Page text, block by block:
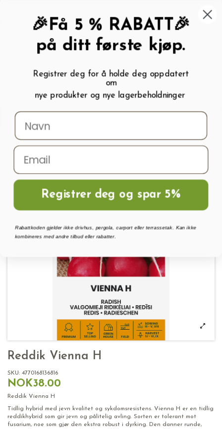
My wishlist ( 0
Menu Søk Logg inn Handlevogn
Hjem
Reddik Vienna H
SKU: 4770168136816
NOK38.00
Reddik Vienna H
Tidlig hybrid med jevn kvalitet og sykdomsresistens. Vienna H er en tidlig
reddikhybrid som gir jevn og pålitelig avling. Sorten er tolerant mot
fusarium, noe som gjør den ekstra robust i dyrking. Den danner runde,
🎉Få 5 % RABATT🎉
på ditt første kjøp.
Registrer deg for å holde deg oppdatert
om
nye produkter og nye lagerbeholdninger
Registrer deg og spar 5%
Rabattkoden gjelder ikke drivhus, pergola, carport eller terrassetak. Kan ikke
kombineres med andre tilbud eller rabatter.